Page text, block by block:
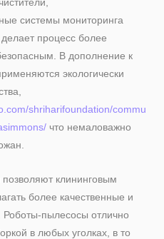
системы мониторинга
процесс более
В дополнение к
экологически
shriharifoundation/commu
что немаловажно
позволяют клининговым
более качественные и
Роботы-пылесосы отлично
в любых уголках, в то